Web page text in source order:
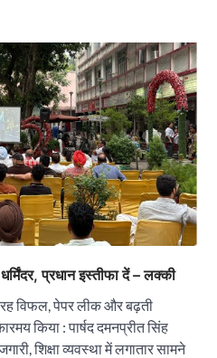
प्रधान इस्तीफा दें – लक्की
विफल, पेपर लीक और बढ़ती
किया : पार्षद दमनप्रीत सिंह
शिक्षा व्यवस्था में लगातार सामने
से “लोकल टू ग्लोबल” की ओर भारत
12 से 15 अगस्त तक भारत मंडपम में होगा
महोत्सव : हरीश गर्ग
बाधाओं को दूर करने के लिए पीएसपीसीएल
के उच्च अधिकारियों से की मुलाकात
August 6, 2026